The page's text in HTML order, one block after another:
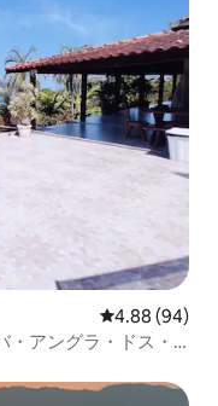
レビュー94件
4.88 (94)
・アングラ・ドス・